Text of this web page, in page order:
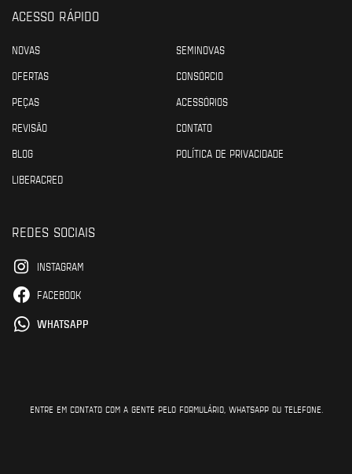
ACESSO RÁPIDO
NOVAS
SEMINOVAS
OFERTAS
CONSÓRCIO
PEÇAS
ACESSÓRIOS
REVISÃO
CONTATO
BLOG
POLÍTICA DE PRIVACIDADE
LIBERACRED
REDES SOCIAIS
INSTAGRAM
FACEBOOK
WHATSAPP
ENTRE EM CONTATO COM A GENTE PELO FORMULÁRIO, WHATSAPP OU TELEFONE.